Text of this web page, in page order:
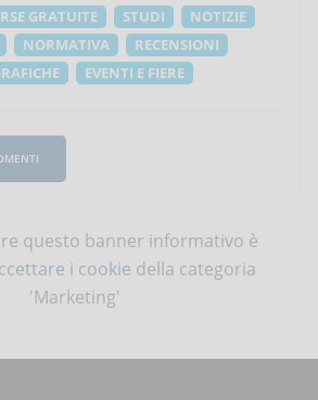
GRATUITE STUDI
NOTIZIE
NORMATIVA
RECENSIONI
EVENTI E FIERE
questo banner informativo è
i cookie della categoria
'Marketing'